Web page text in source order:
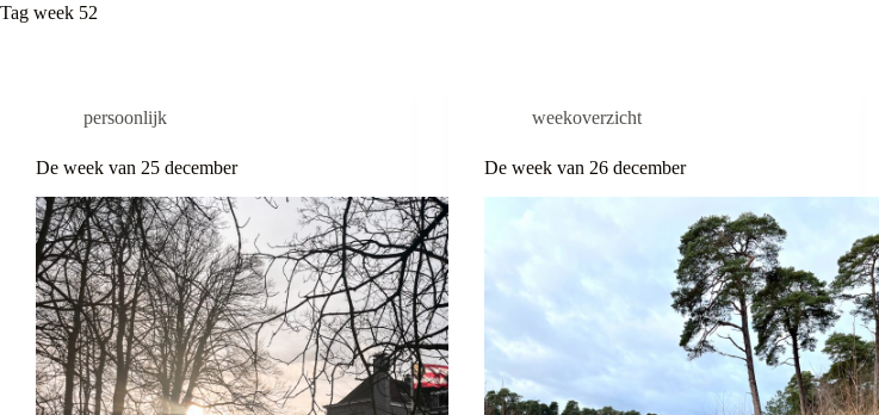
Tag week 52
persoonlijk
De week van 25 december
weekoverzicht
De week van 26 december